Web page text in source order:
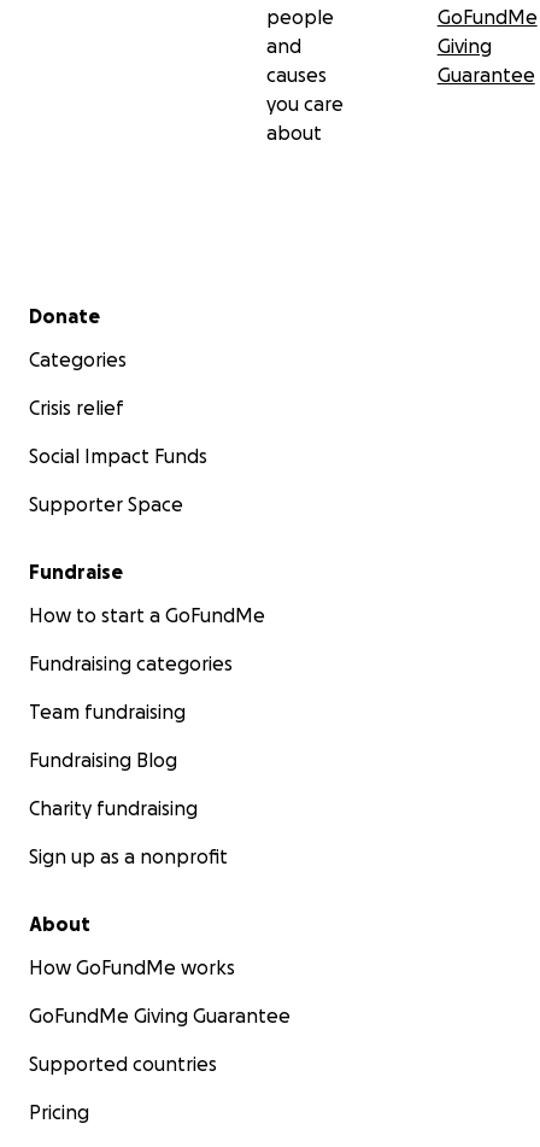
people
and
causes
you care
about
GoFundMe
Giving
Guarantee
Secondary menu
Donate
Categories
Crisis relief
Social Impact Funds
Supporter Space
Fundraise
How to start a GoFundMe
Fundraising categories
Team fundraising
Fundraising Blog
Charity fundraising
Sign up as a nonprofit
About
How GoFundMe works
GoFundMe Giving Guarantee
Supported countries
Pricing